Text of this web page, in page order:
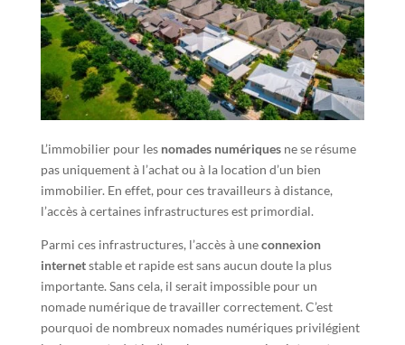
L’immobilier pour les nomades numériquesne se résume
pas uniquement à l’achat ou à la location d’un bien
immobilier. En effet, pour ces travailleurs à distance,
l’accès à certaines infrastructures est primordial.
Parmi ces infrastructures, l’accès à uneconnexion
internetstable et rapide est sans aucun doute la plus
importante. Sans cela, il serait impossible pour un
nomade numérique de travailler correctement. C’est
pourquoi de nombreux nomades numériques privilégient